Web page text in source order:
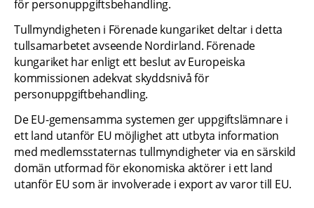
för personuppgiftsbehandling.
Tullmyndigheten i Förenade kungariket deltar i detta
tullsamarbetet avseende Nordirland. Förenade
kungariket har enligt ett beslut av Europeiska
kommissionen adekvat skyddsnivå för
personuppgiftbehandling.
De EU-gemensamma systemen ger uppgiftslämnare i
ett land utanför EU möjlighet att utbyta information
med medlemsstaternas tullmyndigheter via en särskild
domän utformad för ekonomiska aktörer i ett land
utanför EU som är involverade i export av varor till EU.